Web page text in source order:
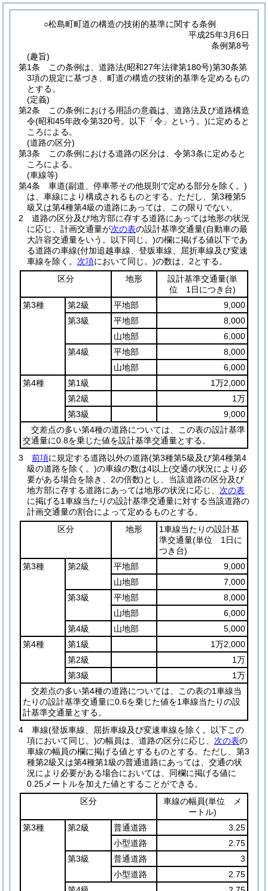
○松島町町道の構造の技術的基準に関する条例
平成25年3月6日
条例第8号
(趣旨)
第1条
この条例は、道路法(昭和27年法律第180号)第30条第
3項の規定に基づき、町道の構造の技術的基準を定めるもの
とする。
(定義)
第2条
この条例における用語の意義は、道路法及び道路構造
令(昭和45年政令第320号。以下「令」という。)に定めると
ころによる。
(道路の区分)
第3条
この条例における道路の区分は、令第3条に定めると
ころによる。
(車線等)
第4条
車道(副道、停車帯その他規則で定める部分を除く。)
は、車線により構成されるものとする。 ただし、第3種第5
級又は第4種第4級の道路にあっては、この限りでない。
2
道路の区分及び地方部に存する道路にあっては地形の状況
に応じ、計画交通量が次の表の設計基準交通量(自動車の最
大許容交通量をいう。以下同じ。)の欄に掲げる値以下であ
る道路の車線(付加追越車線、登坂車線、屈折車線及び変速
車線を除く。 次項において同じ。)の数は、2とする。
区分
地形 設計基準交通量(単
位 1日につき台)
第3種
第2級 平地部
9,000
第3級
平地部
8,000
山地部
6,000
第4級
平地部
8,000
山地部
6,000
第4種
第1級
1万2,000
第2級
1万
第3級
9,000
交差点の多い第4種の道路については、この表の設計基準
交通量に0.8を乗じた値を設計基準交通量とする。
3
前項に規定する道路以外の道路(第3種第5級及び第4種第4
級の道路を除く。)の車線の数は4以上(交通の状況により必
要がある場合を除き、2の倍数)とし、当該道路の区分及び
地方部に存する道路にあっては地形の状況に応じ、 次の表
に掲げる1車線当たりの設計基準交通量に対する当該道路の
計画交通量の割合によって定めるものとする。
区分
地形
1車線当たりの設計基
準交通量(単位 1日に
つき台)
第3種
第2級 平地部
9,000
山地部
7,000
第3級
平地部
8,000
山地部
6,000
第4級
山地部
5,000
第4種
第1級
1万2,000
第2級
1万
第3級
1万
交差点の多い第4種の道路については、この表の1車線当
たりの設計基準交通量に0.6を乗じた値を1車線当たりの設
計基準交通量とする。
4
車線(登坂車線、屈折車線及び変速車線を除く。以下この
項において同じ。)の幅員は、道路の区分に応じ、 次の表の
車線の幅員の欄に掲げる値とするものとする。 ただし、第3
種第2級又は第4種第1級の普通道路にあっては、交通の状
況により必要がある場合においては、同欄に掲げる値に
0.25メートルを加えた値とすることができる。
区分
車線の幅員(単位 メ
ートル)
第3種
第2級 普通道路
3.25
小型道路
2.75
第3級
普通道路
3
小型道路
2.75